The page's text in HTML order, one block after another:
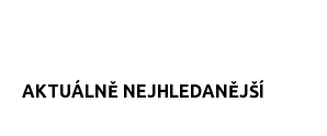
AKTUÁLNĚ NEJHLEDANĚJŠÍ